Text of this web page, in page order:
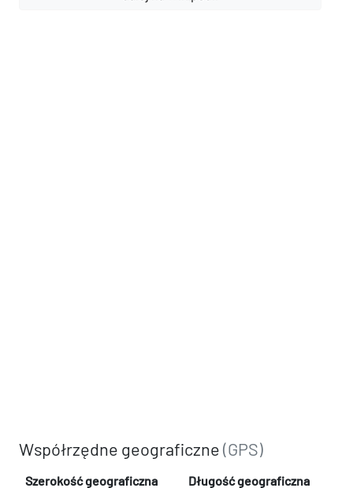
Współrzędne geograficzne(GPS)
Szerokość geograficzna Długość geograficzna